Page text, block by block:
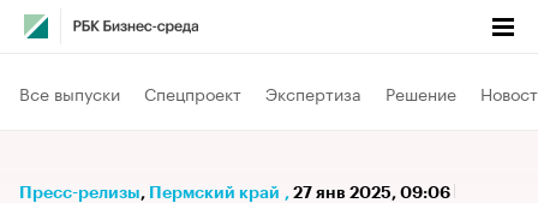
Все выпуски Спецпроект Экспертиза Решение
Пресс-релизы⁠, Пермский край , 27 янв 2025, 09:06